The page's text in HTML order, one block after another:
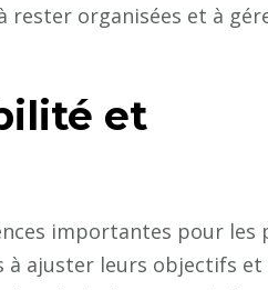
rester organisées et à
et
importantes pour les
ajuster leurs objectifs et